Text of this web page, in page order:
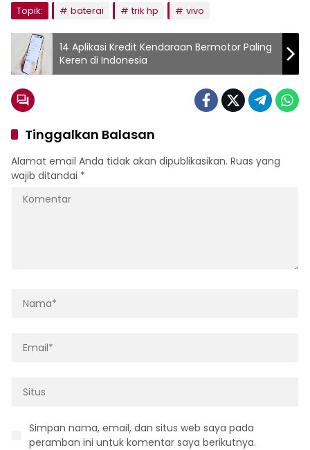
Topik:
baterai trik hp vivo
14 Aplikasi Kredit Kendaraan Bermotor Paling
Keren di Indonesia
Tinggalkan Balasan
Alamat email Anda tidak akan dipublikasikan. Ruas yang
wajib ditandai *
Simpan nama, email, dan situs web saya pada
peramban ini untuk komentar saya berikutnya.